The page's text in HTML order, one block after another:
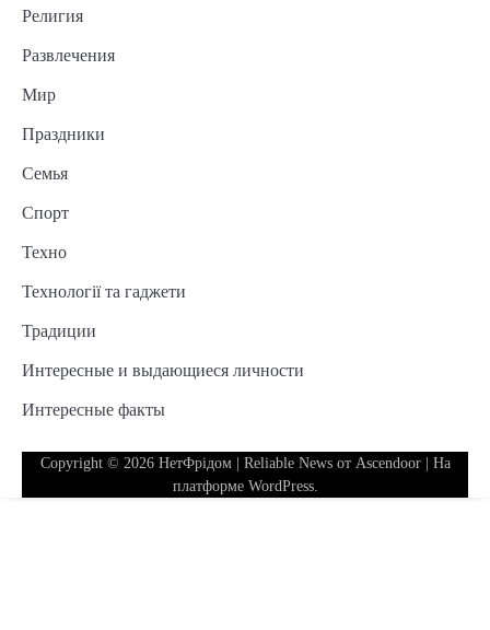
Религия
Развлечения
Мир
Праздники
Семья
Спорт
Техно
Технології та гаджети
Традиции
Интересные и выдающиеся личности
Интересные факты
Copyright © 2026 НетФрідом| Reliable News от Ascendoor| На
платформе WordPress.